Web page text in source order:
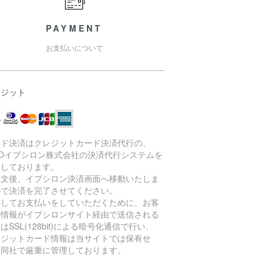
PAYMENT
お支払いについて
ット
決済はクレジットカード決済代行の、
イプシロン株式会社の決済代行システムを
ております。
後、イプシロン決済画面へ移動いたしま
決済を完了させてください。
てお支払いをしていただくために、お客
報がイプシロンサイト経由で送信される
SSL(128bit)による暗号化通信で行い、
ットカード情報は当サイトでは保有せ
社で厳重に管理しております。